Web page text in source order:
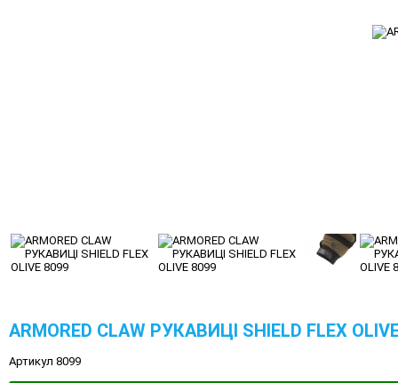
ARMORED CLAW РУКАВИЦІ SHIELD FLEX
Артикул 8099